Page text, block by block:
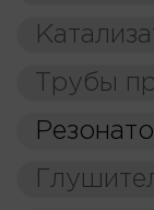
Трубы